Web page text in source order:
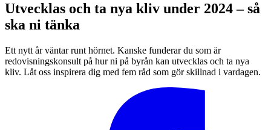
Utvecklas och ta nya kliv under 2024 – så
ska ni tänka
Ett nytt år väntar runt hörnet. Kanske funderar du som är
redovisningskonsult på hur ni på byrån kan utvecklas och ta nya
kliv. Låt oss inspirera dig med fem råd som gör skillnad i vardagen.